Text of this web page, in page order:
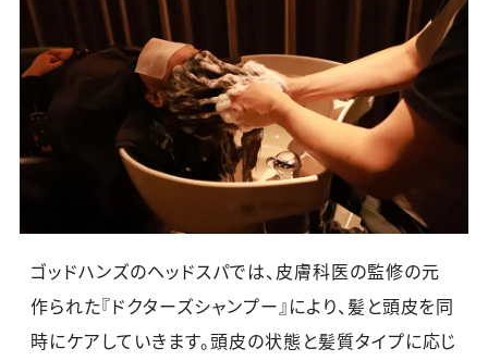
ゴッドハンズのヘッドスパでは、皮膚科医の監修の元
作られた『ドクターズシャンプー』により、髪と頭皮を同
時にケアしていきます。頭皮の状態と髪質タイプに応じ